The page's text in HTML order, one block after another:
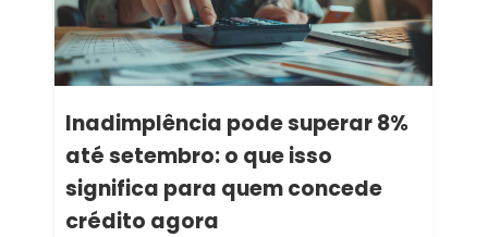
Inadimplência pode superar 8%
até setembro: o que isso
significa para quem concede
crédito agora